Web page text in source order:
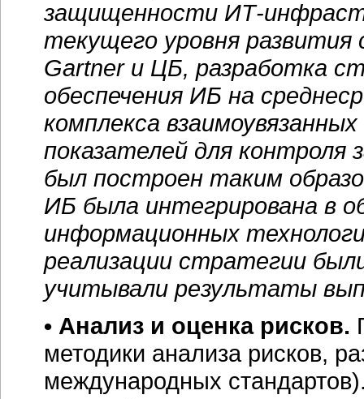
защищенности ИТ-
текущего уровня
Gartner и ЦБ, разработка
обеспечения ИБ на
комплекса
показателей для контроля
был построен таким
ИБ была интегрирована в
информационных
реализации стратегии
учитывали результаты
• Анализ и оценка рисков.
методики анализа рисков,
международных